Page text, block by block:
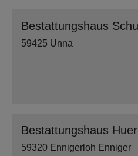
Bestattungshaus
59425 Unna
Bestattungshaus
59320 Ennigerloh Enniger